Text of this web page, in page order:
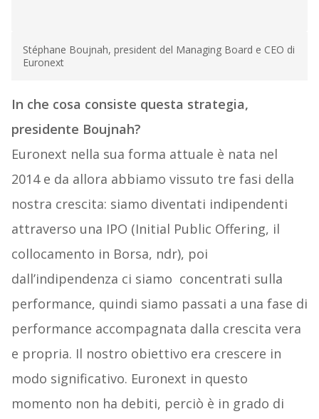
Stéphane Boujnah, president del Managing Board e CEO di
Euronext
In che cosa consiste questa strategia,
presidente Boujnah?
Euronext nella sua forma attuale è nata nel
2014 e da allora abbiamo vissuto tre fasi della
nostra crescita: siamo diventati indipendenti
attraverso una IPO (Initial Public Offering, il
collocamento in Borsa, ndr), poi
dall’indipendenza ci siamo concentrati sulla
performance, quindi siamo passati a una fase di
performance accompagnata dalla crescita vera
e propria. Il nostro obiettivo era crescere in
modo significativo. Euronext in questo
momento non ha debiti, perciò è in grado di